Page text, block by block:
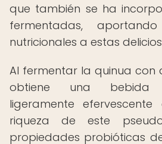
que también se ha
fermentadas,
nutricionales a estas
Al fermentar la quinua con
obtiene una bebida
ligeramente
riqueza de este
propiedades probióticas